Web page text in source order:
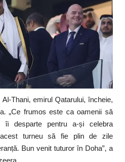
Thani, emirul Qatarului, încheie,
„Ce frumos este ca oamenii să
îi desparte pentru a-și celebra
turneu să fie plin de zile
Bun venit tuturor în Doha”, a